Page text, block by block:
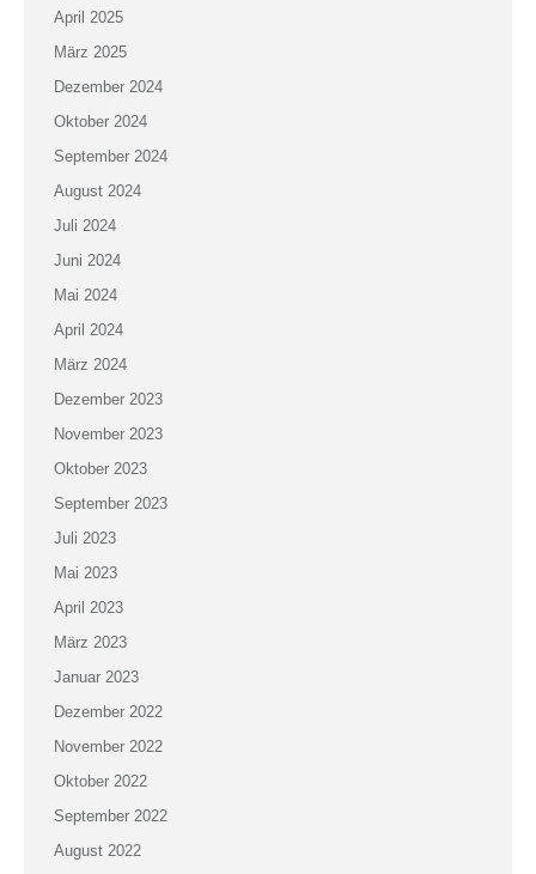
April 2025
März 2025
Dezember 2024
Oktober 2024
September 2024
August 2024
Juli 2024
Juni 2024
Mai 2024
April 2024
März 2024
Dezember 2023
November 2023
Oktober 2023
September 2023
Juli 2023
Mai 2023
April 2023
März 2023
Januar 2023
Dezember 2022
November 2022
Oktober 2022
September 2022
August 2022